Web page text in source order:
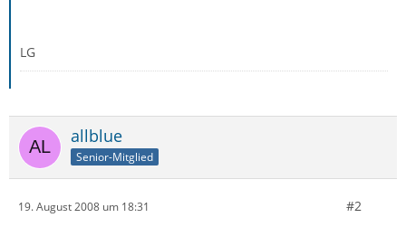
LG
allblue
Senior-Mitglied
19. August 2008 um 18:31 #2